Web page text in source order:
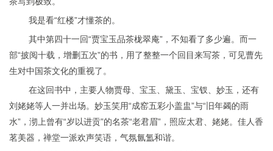
我是看“红楼”才懂茶的。
其中第四十一回“贾宝玉品茶栊翠庵”，不知看了多少遍。而一
部“披阅十载，增删五次”的书，用了整整一个回目来写茶，可见曹先
生对中国茶文化的重视了。
在这回书中，主要人物贾母、宝玉、黛玉、宝钗、妙玉，还有
刘姥姥等人一并出场。妙玉笑用“成窑五彩小盖盅”与“旧年蠲的雨
水”，沏上曾有“岁以进贡”的名茶“老君眉”，照应太君、姥姥。佳人香
茗美器，禅堂一派欢声笑语，气氛氤氲和谐。